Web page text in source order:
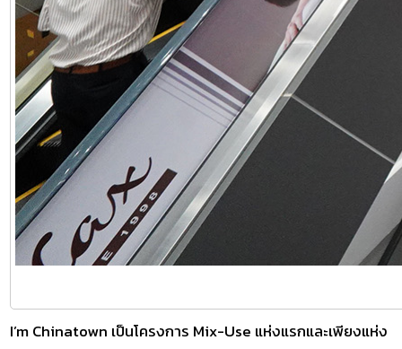
I’m Chinatown เป็นโครงการ Mix-Use แห่งแรกและเพียงแห่ง